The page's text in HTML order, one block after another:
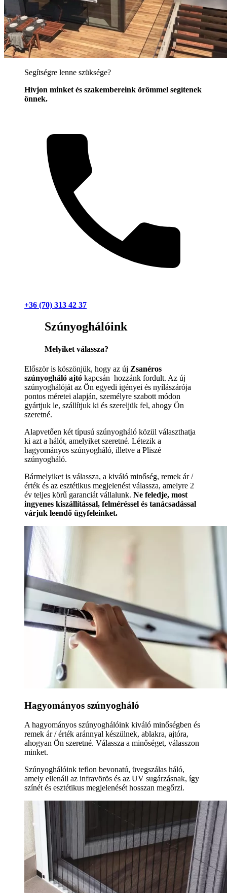
Segítségre lenne szüksége?
Hívjon minket és szakembereink örömmel segítenek
önnek.
+36 (70) 313 42 37
Szúnyoghálóink
Melyiket válassza?
Először is köszönjük, hogy az új Zsanéros
szúnyogháló ajtó kapcsán hozzánk fordult. Az új
szúnyoghálóját az Ön egyedi igényei és nyílászárója
pontos méretei alapján, személyre szabott módon
gyártjuk le, szállítjuk ki és szereljük fel, ahogy Ön
szeretné.
Alapvetően két típusú szúnyogháló közül választhatja
ki azt a hálót, amelyiket szeretné. Létezik a
hagyományos szúnyogháló, illetve a Pliszé
szúnyogháló.
Bármelyiket is válassza, a kiváló minőség, remek ár /
érték és az esztétikus megjelenést válassza, amelyre 2
év teljes körű garanciát vállalunk. Ne feledje, most
ingyenes kiszállítással, felméréssel és tanácsadással
várjuk leendő ügyfeleinket.
Hagyományos szúnyogháló
A hagyományos szúnyoghálóink kiváló minőségben és
remek ár / érték aránnyal készülnek, ablakra, ajtóra,
ahogyan Ön szeretné. Válassza a minőséget, válasszon
minket.
Szúnyoghálóink teflon bevonatú, üvegszálas háló,
amely ellenáll az infravörös és az UV sugárzásnak, így
színét és esztétikus megjelenését hosszan megőrzi.